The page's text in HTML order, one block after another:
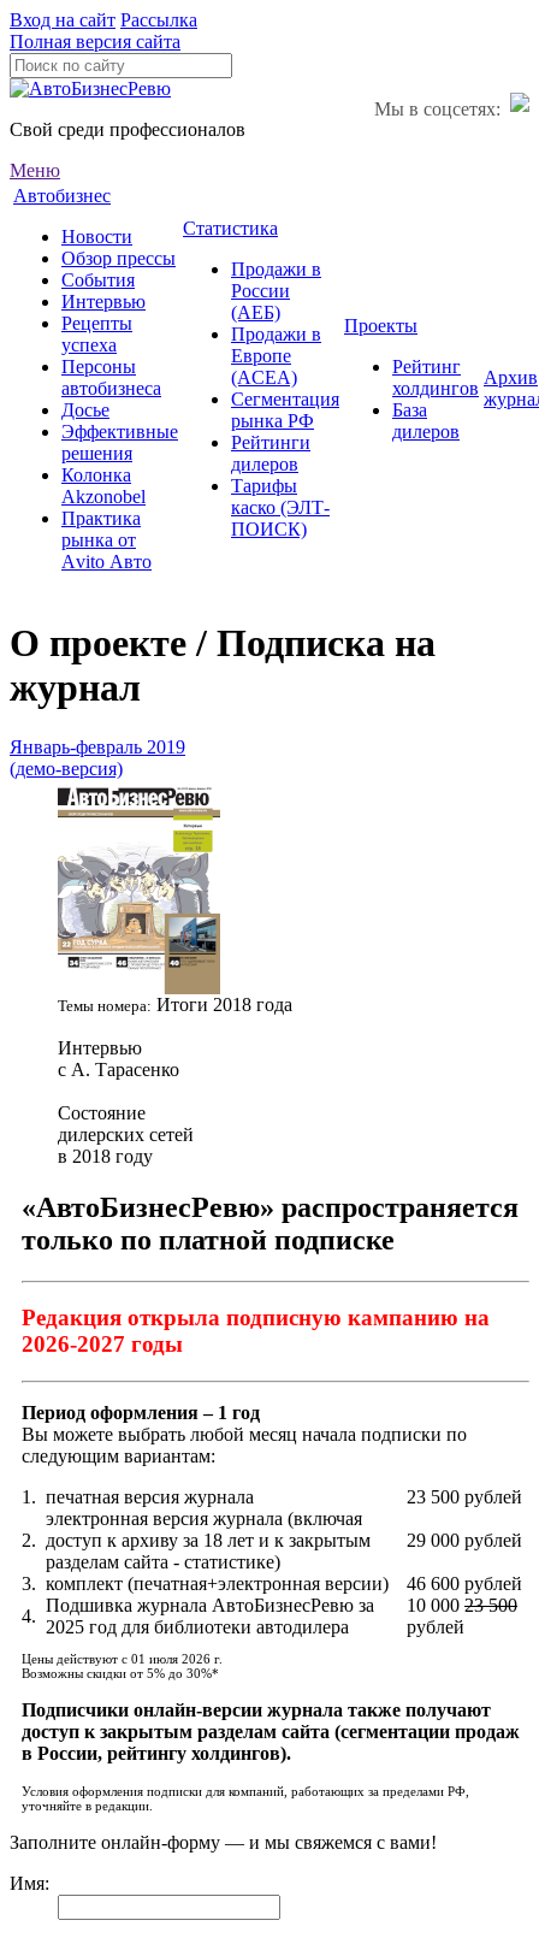
Вход на сайт Рассылка
Полная версия сайта
Мы в соцсетях:
Свой среди профессионалов
Меню
Автобизнес
Новости
Обзор прессы
События
Интервью
Рецепты
успеха
Персоны
автобизнеса
Досье
Эффективные
решения
Колонка
Akzonobel
Практика
рынка от
Аvito Авто
Статистика
Продажи в
России
(АЕБ)
Продажи в
Европе
(ACEA)
Сегментация
рынка РФ
Рейтинги
дилеров
Тарифы
каско (ЭЛТ-
ПОИСК)
Проекты
Рейтинг
холдингов
База
дилеров
Архив
О проекте / Подписка на
журнал
Январь-февраль 2019
(демо-версия)
Темы номера: Итоги 2018 года
Интервью
с А. Тарасенко
Состояние
дилерских сетей
в 2018 году
«АвтоБизнесРевю» распространяется
только по платной подписке
Редакция открыла подписную кампанию на
2026-2027 годы
Период оформления – 1 год
Вы можете выбрать любой месяц начала подписки по
следующим вариантам:
1. печатная версия журнала 23 500 рублей
2.
электронная версия журнала (включая
доступ к архиву за 18 лет и к закрытым
разделам сайта - статистике)
29 000 рублей
3. комплект (печатная+электронная версии)
46 600 рублей
4.
Подшивка журнала АвтоБизнесРевю за
2025 год для библиотеки автодилера
10 000 23 500
рублей
Цены действуют с 01 июля 2026 г.
Возможны скидки от 5% до 30%*
Подписчики онлайн-версии журнала также получают
доступ к закрытым разделам сайта (сегментации продаж
в России, рейтингу холдингов).
Условия оформления подписки для компаний, работающих за пределами РФ,
уточняйте в редакции.
Заполните онлайн-форму — и мы свяжемся с вами!
Имя: